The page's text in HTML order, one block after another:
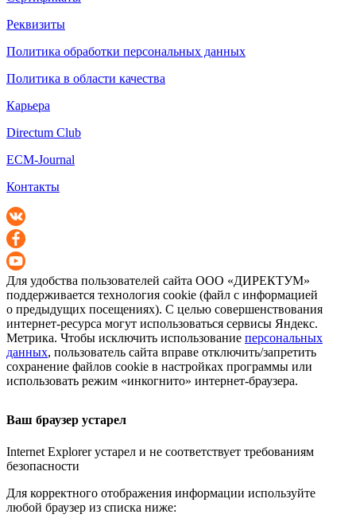
Реквизиты
Политика обработки персональных данных
Политика в области качества
Карьера
Directum Club
ECM-Journal
Контакты
Для удобства пользователей сайта ООО «ДИРЕКТУМ»
поддерживается технология cookie (файл с информацией
о предыдущих посещениях). С целью совершенствования
интернет-ресурса могут использоваться сервисы Яндекс.
Метрика. Чтобы исключить использование персональных
данных, пользователь сайта вправе отключить/запретить
сохранение файлов cookie в настройках программы или
использовать режим «инкогнито» интернет-браузера.
Ваш браузер устарел
Internet Explorer устарел и не соответствует требованиям
безопасности
Для корректного отображения информации используйте
любой браузер из списка ниже: